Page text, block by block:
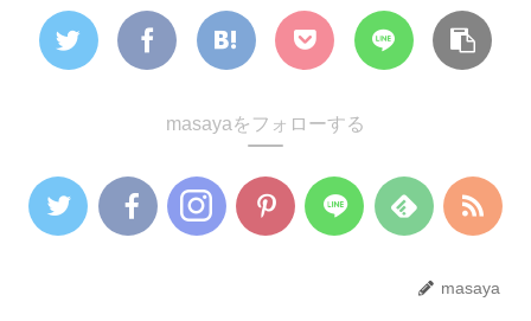
masayaをフォローする
masaya